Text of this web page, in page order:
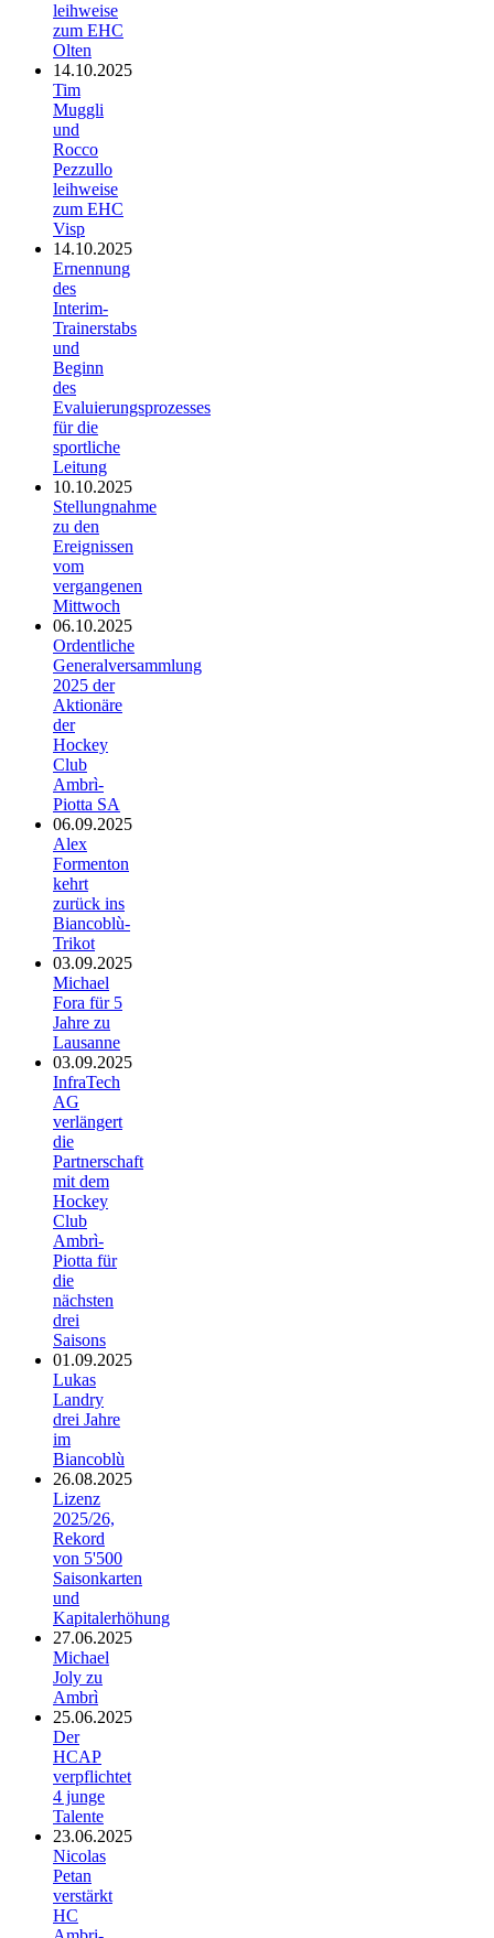
leihweise
zum EHC
Olten
14.10.2025
Tim
Muggli
und
Rocco
Pezzullo
leihweise
zum EHC
Visp
14.10.2025
Ernennung
des
Interim-
Trainerstabs
und
Beginn
des
Evaluierungsprozesses
für die
sportliche
Leitung
10.10.2025
Stellungnahme
zu den
Ereignissen
vom
vergangenen
Mittwoch
06.10.2025
Ordentliche
Generalversammlung
2025 der
Aktionäre
der
Hockey
Club
Ambrì-
Piotta SA
06.09.2025
Alex
Formenton
kehrt
zurück ins
Biancoblù-
Trikot
03.09.2025
Michael
Fora für 5
Jahre zu
Lausanne
03.09.2025
InfraTech
AG
verlängert
die
Partnerschaft
mit dem
Hockey
Club
Ambrì-
Piotta für
die
nächsten
drei
Saisons
01.09.2025
Lukas
Landry
drei Jahre
im
Biancoblù
26.08.2025
Lizenz
2025/26,
Rekord
von 5'500
Saisonkarten
und
Kapitalerhöhung
27.06.2025
Michael
Joly zu
Ambrì
25.06.2025
Der
HCAP
verpflichtet
4 junge
Talente
23.06.2025
Nicolas
Petan
verstärkt
HC